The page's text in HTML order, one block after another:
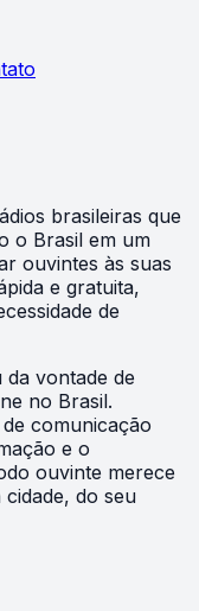
brasileiras que
o Brasil em um
ouvintes às suas
e gratuita,
de
da vontade de
no Brasil.
comunicação
e o
ouvinte merece
do seu